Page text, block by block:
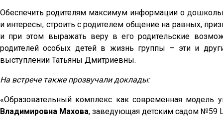
Обеспечить родителям максимум информации о
и интересы; строить с родителем общение на равных,
и при этом выражать веру в его родительские
родителей особых детей в жизнь группы – эти и
выступлении Татьяны Дмитриевны.
На встрече также прозвучали доклады:
«Образовательный комплекс как современная модель
Владимировна Махова, заведующая детским садом №59